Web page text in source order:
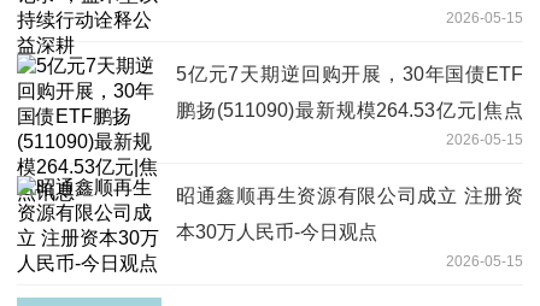
2026-05-15
5亿元7天期逆回购开展，30年国债ETF
鹏扬(511090)最新规模264.53亿元|焦点
2026-05-15
昭通鑫顺再生资源有限公司成立 注册资
本30万人民币-今日观点
2026-05-15